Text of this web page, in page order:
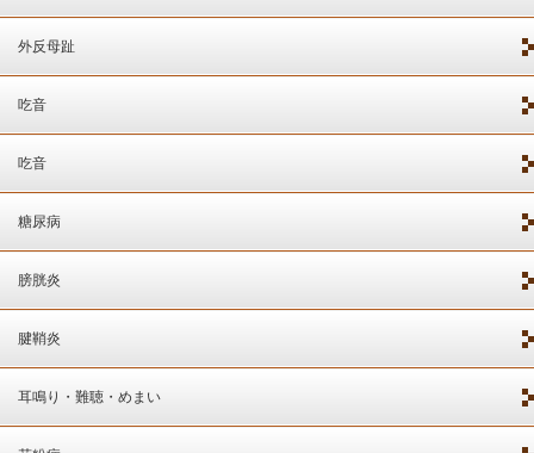
外反母趾
吃音
吃音
糖尿病
膀胱炎
腱鞘炎
耳鳴り・難聴・めまい